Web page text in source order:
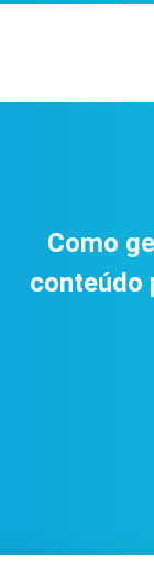
Como
conteúdo